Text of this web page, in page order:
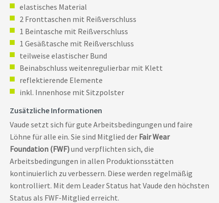
elastisches Material
2 Fronttaschen mit Reißverschluss
1 Beintasche mit Reißverschluss
1 Gesäßtasche mit Reißverschluss
teilweise elastischer Bund
Beinabschluss weitenregulierbar mit Klett
reflektierende Elemente
inkl. Innenhose mit Sitzpolster
Zusätzliche Informationen
Vaude setzt sich für gute Arbeitsbedingungen und faire
Löhne für alle ein. Sie sind Mitglied der Fair Wear
Foundation (FWF)und verpflichten sich, die
Arbeitsbedingungen in allen Produktionsstätten
kontinuierlich zu verbessern. Diese werden regelmäßig
kontrolliert. Mit dem Leader Status hat Vaude den höchsten
Status als FWF-Mitglied erreicht.